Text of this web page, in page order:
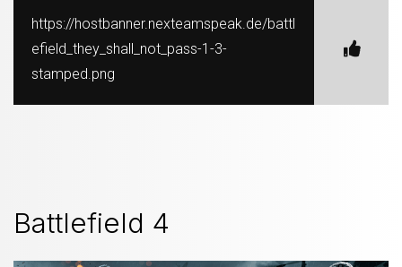
https://hostbanner.nexteamspeak.de/battl
efield_they_shall_not_pass-1-3-
stamped.png
Battlefield 4